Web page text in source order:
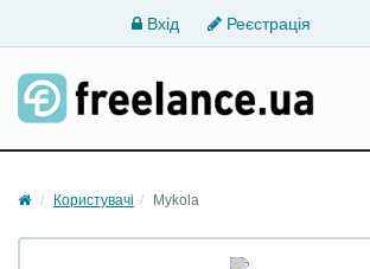
Вхід Реєстрація
Користувачі Mykola